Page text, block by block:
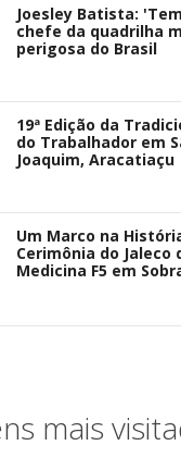
Joesley Batista:
chefe da quadrilha
perigosa do Brasil
19ª Edição da
do Trabalhador em
Joaquim, Aracatiaçu
Um Marco na
Cerimônia do Jaleco
Medicina F5 em
mais